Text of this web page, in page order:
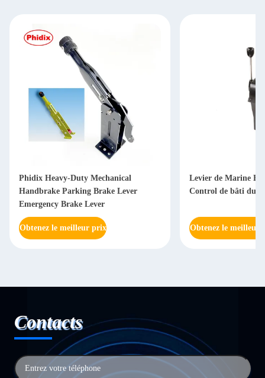
Phidix Heavy-Duty Mechanical
Handbrake Parking Brake Lever
Emergency Brake Lever
Obtenez le meilleur prix
Levier de Marine
Control de bâti du
Obtenez le meilleur
Contacts